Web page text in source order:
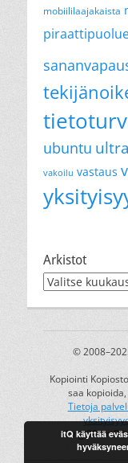
mobiililaajakaista
ubuntu
vakoilu vastaus
Arkistot
Arkistot
©
Kopiointi
saa
Tietoja
kingi89 on
itQ käyttää